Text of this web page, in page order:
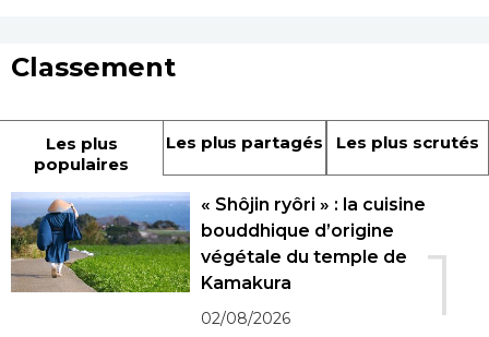
Classement
Les plus
populaires
Les plus partagés Les plus scrutés
1
« Shôjin ryôri » : la cuisine
bouddhique d’origine
végétale du temple de
Kamakura
02/08/2026